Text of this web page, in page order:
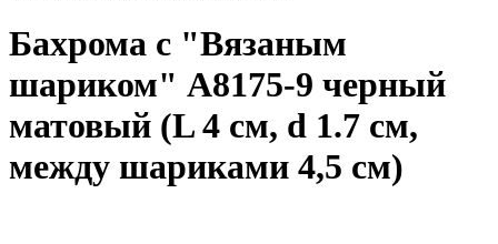
Бахрома с "Вязаным
шариком" A8175-9 черный
матовый (L 4 см, d 1.7 см,
между шариками 4,5 см)